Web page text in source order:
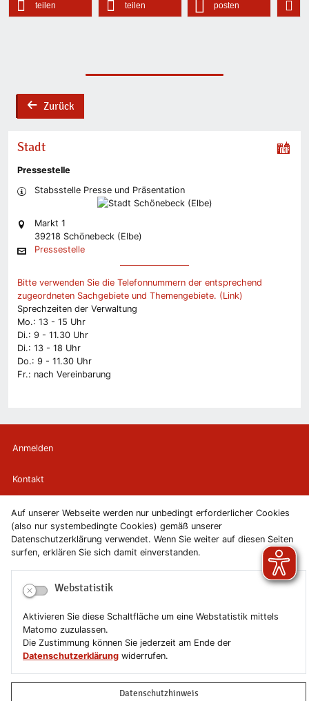
Auf unserer Webseite werden nur unbedingt erforderlicher Cookies
(also nur systembedingte Cookies) gemäß unserer
Datenschutzerklärung verwendet. Wenn Sie weiter auf diesen Seiten
surfen, erklären Sie sich damit einverstanden.
Webstatistik
Aktivieren Sie diese Schaltfläche um eine Webstatistik mittels
Matomo zuzulassen.
Die Zustimmung können Sie jederzeit am Ende der
Datenschutzerklärung widerrufen.
Datenschutzhinweis
teilen teilen posten
backZurück
Stadt
Pressestelle
Stabsstelle Presse und Präsentation
Markt 1
39218 Schönebeck (Elbe)
Pressestelle
Bitte verwenden Sie die Telefonnummern der entsprechend
zugeordneten Sachgebiete und Themengebiete. (Link)
Sprechzeiten der Verwaltung
Mo.: 13 - 15 Uhr
Di.: 9 - 11.30 Uhr
Di.: 13 - 18 Uhr
Do.: 9 - 11.30 Uhr
Fr.: nach Vereinbarung
Anmelden
Kontakt
Newsletter
Newsletterabmeldung
Impressum
Datenschutzerklärung
Erklärung zur Barrierefreiheit
Leichte Sprache